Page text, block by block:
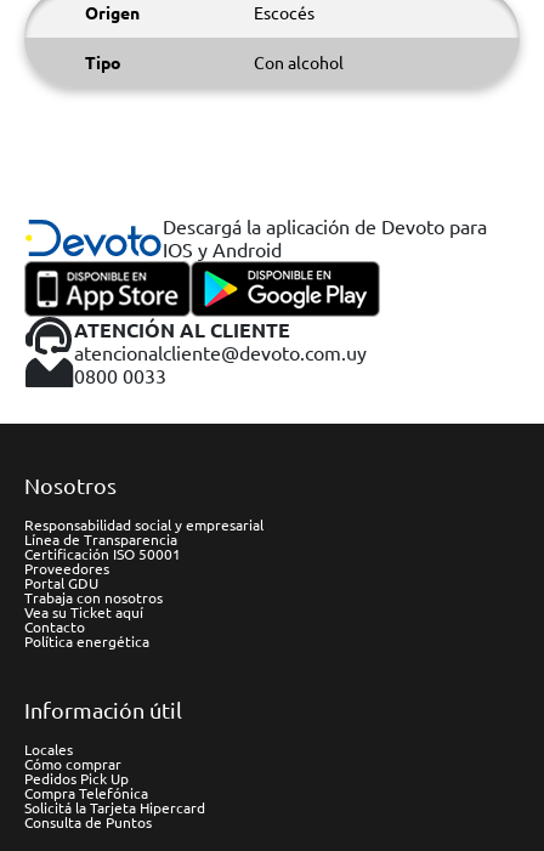
Origen Escocés
Tipo Con alcohol
Descargá la aplicación de Devoto para
IOS y Android
ATENCIÓN AL CLIENTE
atencionalcliente@devoto.com.uy
0800 0033
Nosotros
Responsabilidad social y empresarial
Línea de Transparencia
Certificación ISO 50001
Proveedores
Portal GDU
Trabaja con nosotros
Vea su Ticket aquí
Contacto
Política energética
Información útil
Locales
Cómo comprar
Pedidos Pick Up
Compra Telefónica
Solicitá la Tarjeta Hipercard
Consulta de Puntos